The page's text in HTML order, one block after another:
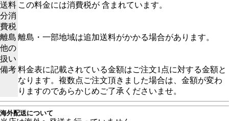
送料
分消
費税
この料金には消費税が 含まれています。
離島
他の
扱い
離島・一部地域は追加送料がかかる場合があります。
備考料金表に記載されている金額はご注文1点に対する金額と
なります。複数点ご注文頂きました場合は、金額が変わ
りますのであらかじめご了承くださいませ。
海外配送について